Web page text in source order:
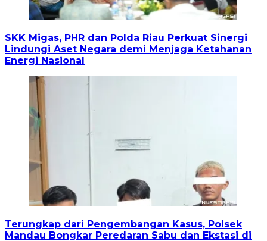
SKK Migas, PHR dan Polda Riau Perkuat Sinergi
Lindungi Aset Negara demi Menjaga Ketahanan
Energi Nasional
Terungkap dari Pengembangan Kasus, Polsek
Mandau Bongkar Peredaran Sabu dan Ekstasi di